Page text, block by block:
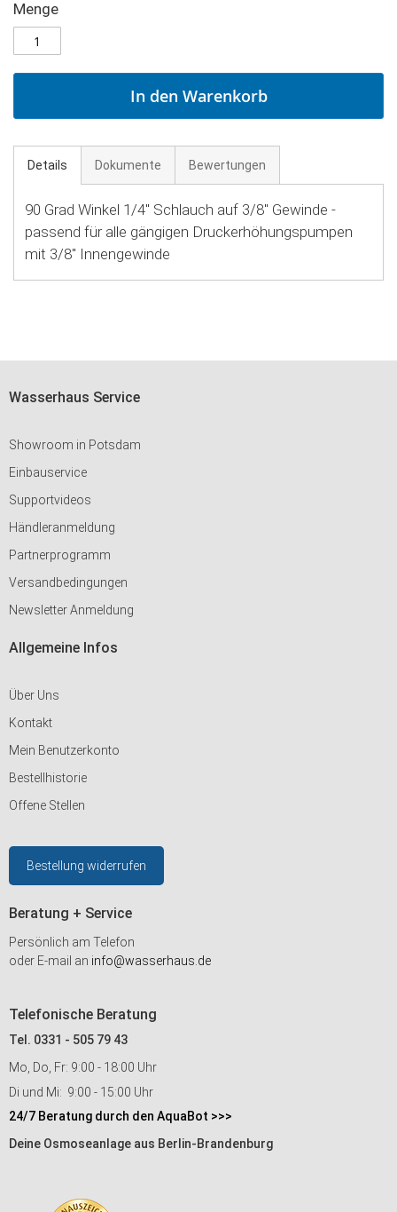
Menge
In den Warenkorb
Details Dokumente Bewertungen
90 Grad Winkel 1/4'' Schlauch auf 3/8'' Gewinde -
passend für alle gängigen Druckerhöhungspumpen
mit 3/8'' Innengewinde
Wasserhaus Service
Showroom in Potsdam
Einbauservice
Supportvideos
Händleranmeldung
Partnerprogramm
Versandbedingungen
Newsletter Anmeldung
Allgemeine Infos
Über Uns
Kontakt
Mein Benutzerkonto
Bestellhistorie
Offene Stellen
Bestellung widerrufen
Beratung + Service
Persönlich am Telefon
oder E-mail an info@wasserhaus.de
Telefonische Beratung
Tel. 0331 - 505 79 43
Mo, Do, Fr: 9:00 - 18:00 Uhr
Di und Mi: 9:00 - 15:00 Uhr
24/7 Beratung durch den AquaBot >>>
Deine Osmoseanlage aus Berlin-Brandenburg